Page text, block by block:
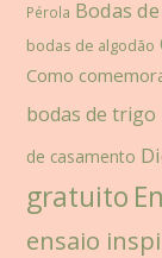
Pérola Bodas
bodas de algodão
Como
bodas de trigo
de casamento
gratuito
ensaio